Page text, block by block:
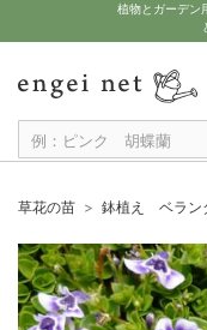
植物とガーデン
草花の苗 鉢植え ベラン